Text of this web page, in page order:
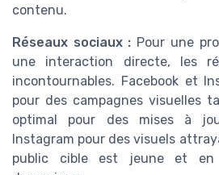
contenu.
Réseaux sociaux : Pour une
une interaction directe, les
incontournables. Facebook et
pour des campagnes visuelles
optimal pour des mises à
Instagram pour des visuels
public cible est jeune et en